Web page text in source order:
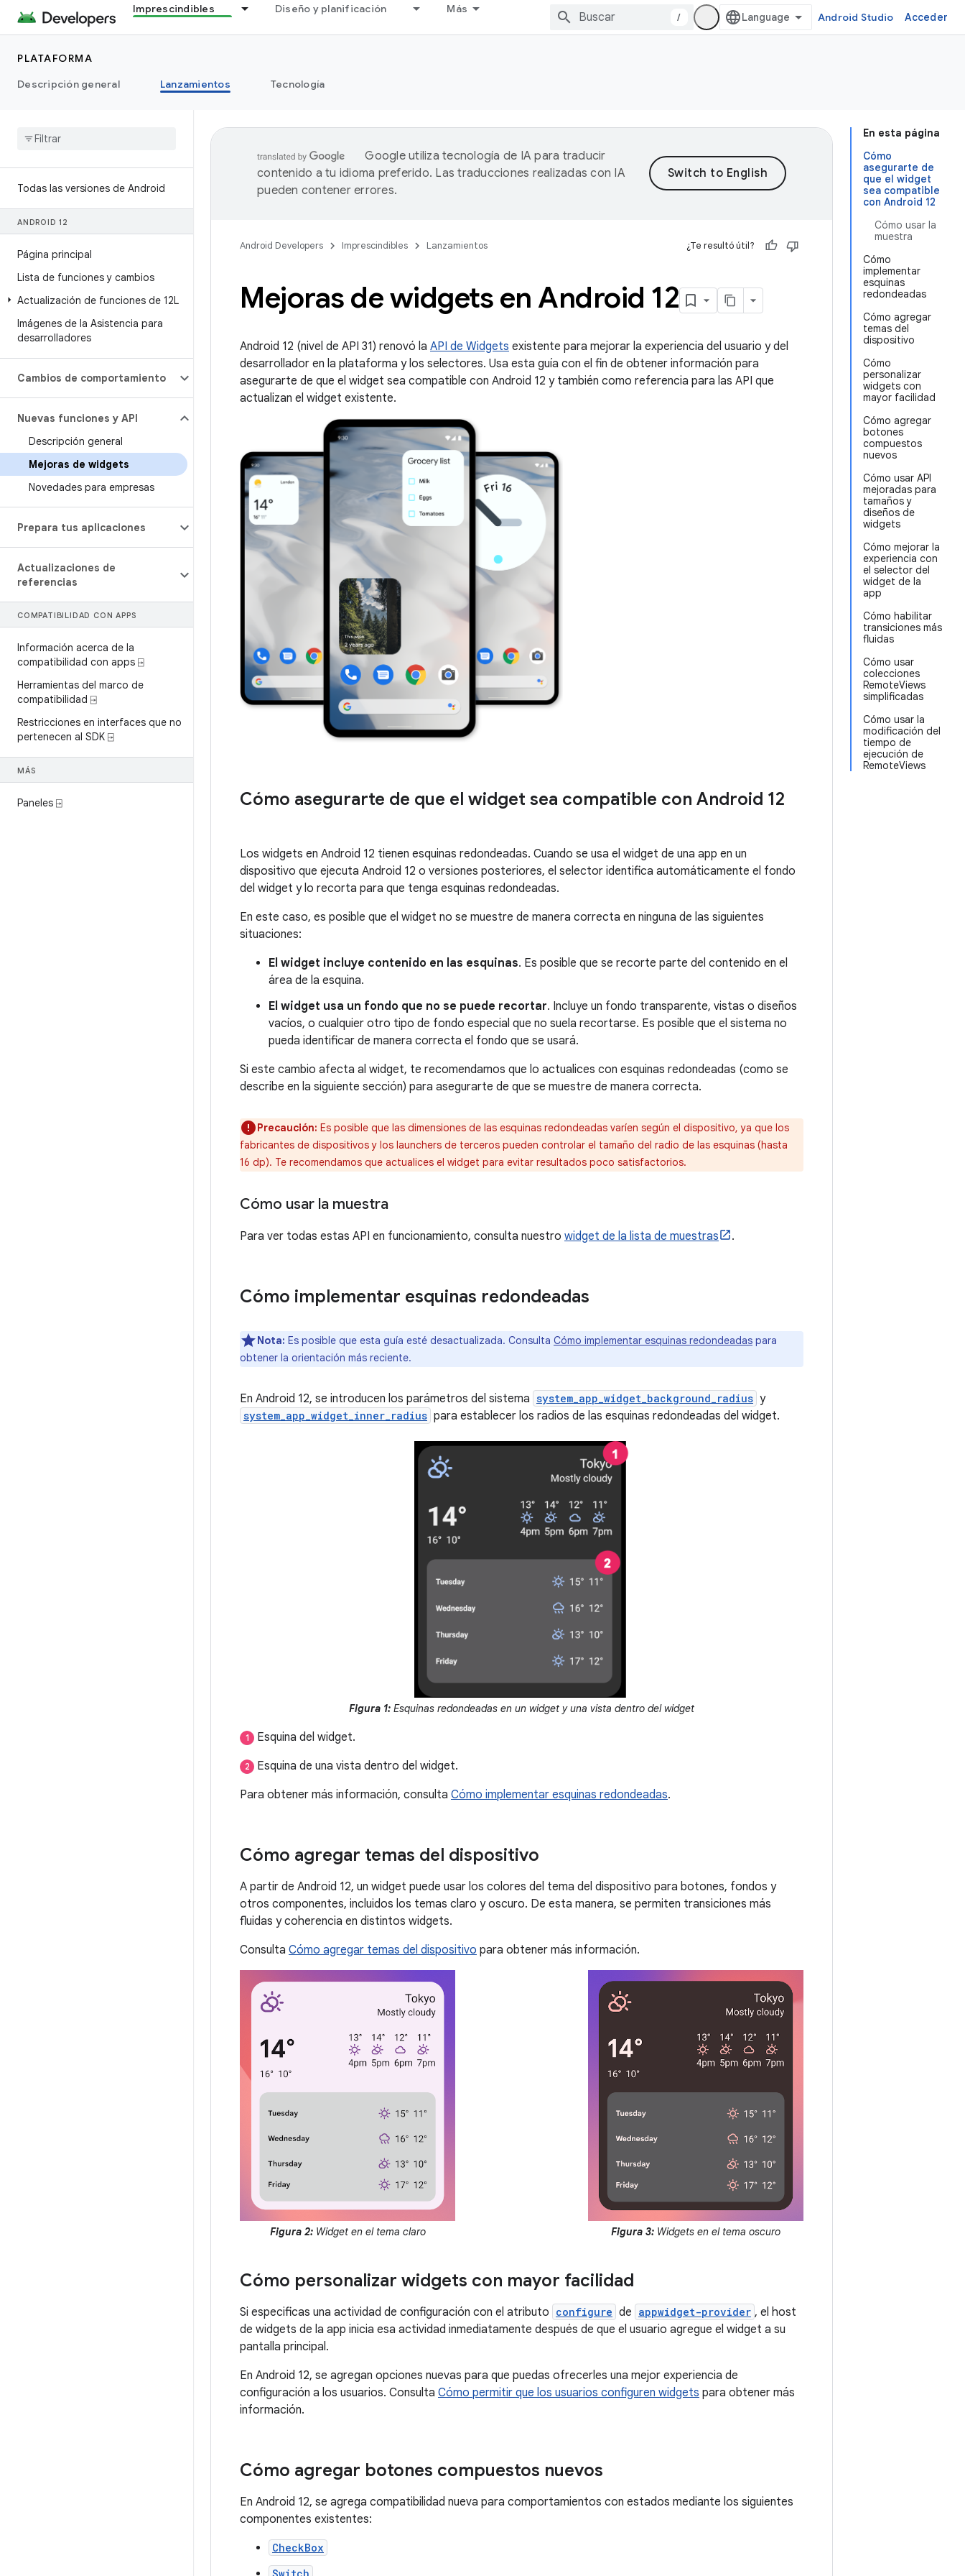
Imprescindibles Diseño y planificación Más
/ Android Studio Acceder
PLATAFORMA
Descripción general
Lanzamientos Tecnología
Todas las versiones de Android
ANDROID 12
Página principal
Lista de funciones y cambios
Actualización de funciones de 12L
Imágenes de la Asistencia para
desarrolladores
Cambios de comportamiento
Nuevas funciones y API
Descripción general
Mejoras de widgets
Novedades para empresas
Prepara tus aplicaciones
Actualizaciones de
referencias
COMPATIBILIDAD CON APPS
Información acerca de la
compatibilidad con apps ⍈
Herramientas del marco de
compatibilidad ⍈
Restricciones en interfaces que no
pertenecen al SDK ⍈
MÁS
Paneles ⍈
En esta página
Cómo
asegurarte de
que el widget
sea compatible
con Android 12
Cómo usar la
muestra
Cómo
implementar
esquinas
redondeadas
Cómo agregar
temas del
dispositivo
Cómo
personalizar
widgets con
mayor facilidad
Cómo agregar
botones
compuestos
nuevos
Cómo usar API
mejoradas para
tamaños y
diseños de
widgets
Cómo mejorar la
experiencia con
el selector del
widget de la
app
Cómo habilitar
transiciones más
fluidas
Cómo usar
colecciones
RemoteViews
simplificadas
Cómo usar la
modificación del
tiempo de
ejecución de
RemoteViews
Google utiliza tecnología de IA para traducir
contenido a tu idioma preferido. Las traducciones realizadas con IA
pueden contener errores.
Android Developers Imprescindibles Lanzamientos ¿Te resultó útil?
Mejoras de widgets en Android 12
Android 12 (nivel de API 31) renovó la API de Widgets existente para mejorar la experiencia del usuario y del
desarrollador en la plataforma y los selectores. Usa esta guía con el fin de obtener información para
asegurarte de que el widget sea compatible con Android 12 y también como referencia para las API que
actualizan el widget existente.
Cómo asegurarte de que el widget sea compatible con Android 12
Los widgets en Android 12 tienen esquinas redondeadas. Cuando se usa el widget de una app en un
dispositivo que ejecuta Android 12 o versiones posteriores, el selector identifica automáticamente el fondo
del widget y lo recorta para que tenga esquinas redondeadas.
En este caso, es posible que el widget no se muestre de manera correcta en ninguna de las siguientes
situaciones:
El widget incluye contenido en las esquinas. Es posible que se recorte parte del contenido en el
área de la esquina.
El widget usa un fondo que no se puede recortar. Incluye un fondo transparente, vistas o diseños
vacíos, o cualquier otro tipo de fondo especial que no suela recortarse. Es posible que el sistema no
pueda identificar de manera correcta el fondo que se usará.
Si este cambio afecta al widget, te recomendamos que lo actualices con esquinas redondeadas (como se
describe en la siguiente sección) para asegurarte de que se muestre de manera correcta.
Precaución: Es posible que las dimensiones de las esquinas redondeadas varíen según el dispositivo, ya que los
fabricantes de dispositivos y los launchers de terceros pueden controlar el tamaño del radio de las esquinas (hasta
16 dp). Te recomendamos que actualices el widget para evitar resultados poco satisfactorios.
Cómo usar la muestra
Para ver todas estas API en funcionamiento, consulta nuestro widget de la lista de muestras .
Cómo implementar esquinas redondeadas
Nota: Es posible que esta guía esté desactualizada. Consulta Cómo implementar esquinas redondeadas para
obtener la orientación más reciente.
En Android 12, se introducen los parámetros del sistema system_app_widget_background_radius y
system_app_widget_inner_radius para establecer los radios de las esquinas redondeadas del widget.
Figura 1: Esquinas redondeadas en un widget y una vista dentro del widget
1 Esquina del widget.
2
Esquina de una vista dentro del widget.
Para obtener más información, consulta Cómo implementar esquinas redondeadas.
Cómo agregar temas del dispositivo
A partir de Android 12, un widget puede usar los colores del tema del dispositivo para botones, fondos y
otros componentes, incluidos los temas claro y oscuro. De esta manera, se permiten transiciones más
fluidas y coherencia en distintos widgets.
Consulta Cómo agregar temas del dispositivo para obtener más información.
Figura 2: Widget en el tema claro Figura 3: Widgets en el tema oscuro
Cómo personalizar widgets con mayor facilidad
Si especificas una actividad de configuración con el atributo configure de appwidget-provider , el host
de widgets de la app inicia esa actividad inmediatamente después de que el usuario agregue el widget a su
pantalla principal.
En Android 12, se agregan opciones nuevas para que puedas ofrecerles una mejor experiencia de
configuración a los usuarios. Consulta Cómo permitir que los usuarios configuren widgets para obtener más
información.
Cómo agregar botones compuestos nuevos
En Android 12, se agrega compatibilidad nueva para comportamientos con estados mediante los siguientes
componentes existentes:
CheckBox
Switch